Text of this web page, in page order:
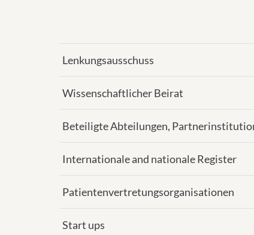
Lenkungsausschuss
Wissenschaftlicher Beirat
Beteiligte Abteilungen,
Internationale and nationale Register
Patientenvertretungsorganisationen
Start ups